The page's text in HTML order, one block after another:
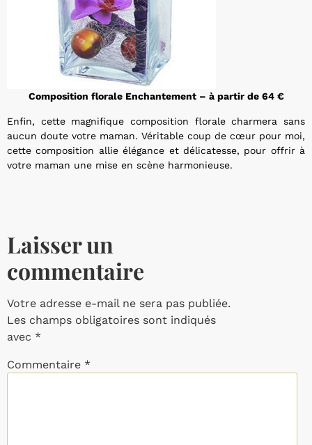
Composition florale Enchantement – à partir de 64 €
Enfin, cette magnifique composition florale charmera sans
aucun doute votre maman. Véritable coup de cœur pour moi,
cette composition allie élégance et délicatesse, pour offrir à
votre maman une mise en scène harmonieuse.
Laisser un
commentaire
Votre adresse e-mail ne sera pas publiée.
Les champs obligatoires sont indiqués
avec *
Commentaire *